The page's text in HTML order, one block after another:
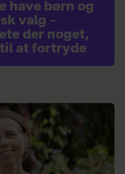
have børn og
valg –
der noget,
at fortryde